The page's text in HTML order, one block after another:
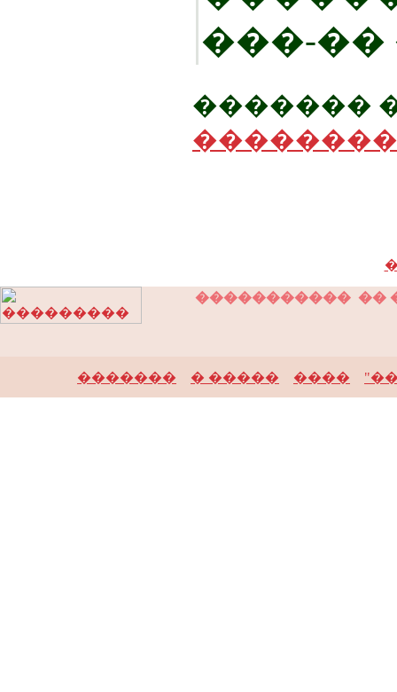
���-��
�������
����������� ��
������� � ����� ����